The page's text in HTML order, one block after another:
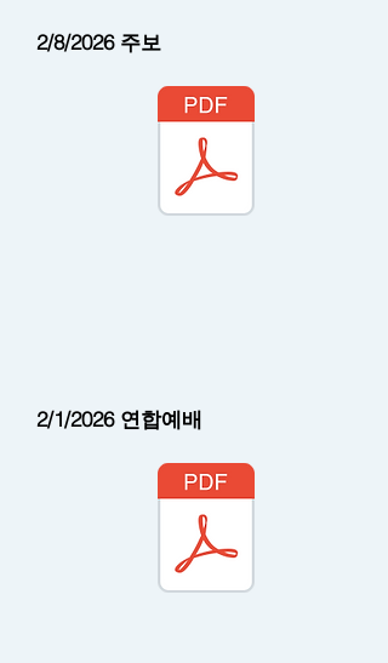
2/8/2026 주보
2/1/2026 연합예배